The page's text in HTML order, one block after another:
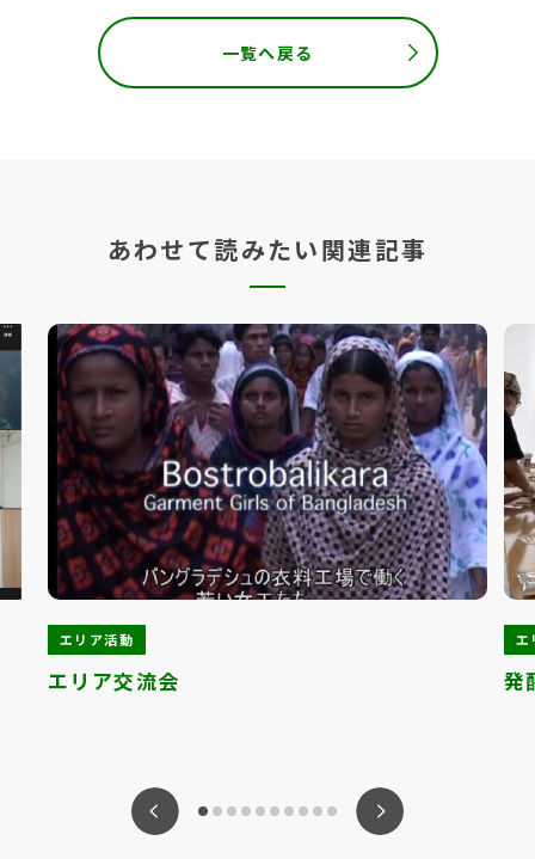
一覧へ戻る
あわせて読みたい関連記事
エリア活動
エリア交流会
エ
発